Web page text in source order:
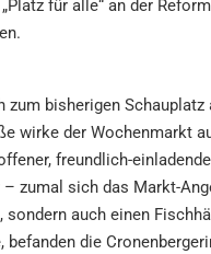
für alle“ an der
zum bishe­ri­gen
wirke der Wochen­markt
fener, freund­lich-
– zumal sich das Markt-An
sondern auch einen
befanden die Cronen­ber